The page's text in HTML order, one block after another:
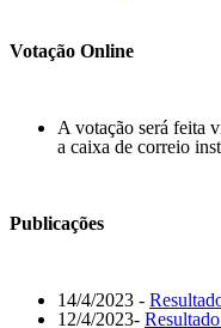
Votação Online
A votação será feita
a caixa de correio
Publicações
14/4/2023 -
12/4/2023-